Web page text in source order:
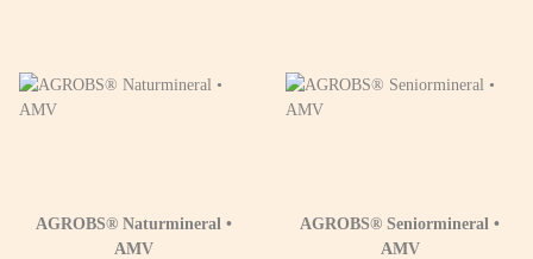
AGROBS® Naturmineral •
AMV
AGROBS® Seniormineral •
AMV